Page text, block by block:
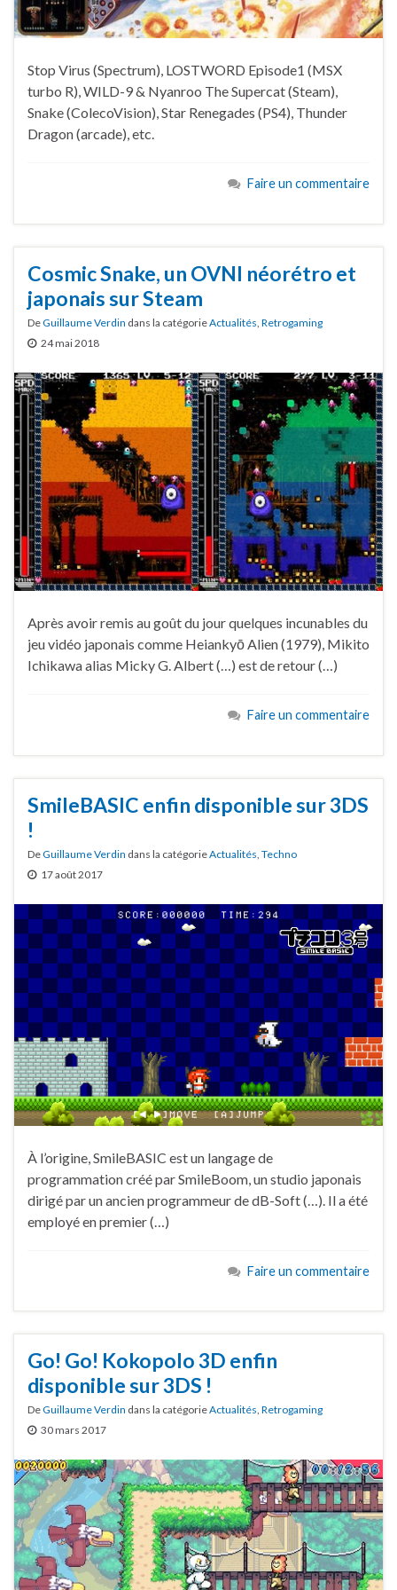
Stop Virus (Spectrum), LOSTWORD Episode1 (MSX
turbo R), WILD-9 & Nyanroo The Supercat (Steam),
Snake (ColecoVision), Star Renegades (PS4), Thunder
Dragon (arcade), etc.
Faire un commentaire
Cosmic Snake, un OVNI néorétro et
japonais sur Steam
DeGuillaume Verdin dans la catégorieActualités Retrogaming
24 mai 2018
Après avoir remis au goût du jour quelques incunables du
jeu vidéo japonais comme Heiankyō Alien (1979), Mikito
Ichikawa alias Micky G. Albert (…) est de retour (…)
Faire un commentaire
SmileBASIC enfin disponible sur 3DS
!
DeGuillaume Verdin dans la catégorieActualités, Techno
17 août 2017
À l’origine, SmileBASIC est un langage de
programmation créé par SmileBoom, un studio japonais
dirigé par un ancien programmeur de dB-Soft (…). Il a été
employé en premier (…)
Faire un commentaire
Go! Go! Kokopolo 3D enfin
disponible sur 3DS !
DeGuillaume Verdin dans la catégorieActualités, Retrogaming
30 mars 2017